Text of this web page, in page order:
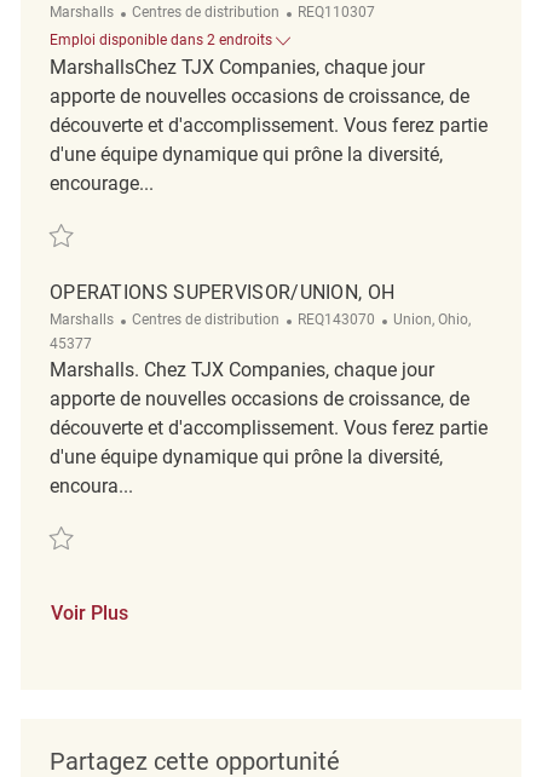
Marshalls Catégorie
Centres de distribution ReqId
REQ110307
Emploi disponible dans 2 endroits
MarshallsChez TJX Companies, chaque jour
apporte de nouvelles occasions de croissance, de
découverte et d'accomplissement. Vous ferez partie
d'une équipe dynamique qui prône la diversité,
encourage...
Sauvegarder General Warehouse Associate - Dayton, OH REQ110307
OPERATIONS SUPERVISOR/UNION, OH
Marshalls Catégorie
Centres de distribution ReqId
REQ143070 Emplacement
Union, Ohio,
45377
Marshalls. Chez TJX Companies, chaque jour
apporte de nouvelles occasions de croissance, de
découverte et d'accomplissement. Vous ferez partie
d'une équipe dynamique qui prône la diversité,
encoura...
Sauvegarder Operations Supervisor/Union, OH REQ143070
Voir Plus
Partagez cette opportunité